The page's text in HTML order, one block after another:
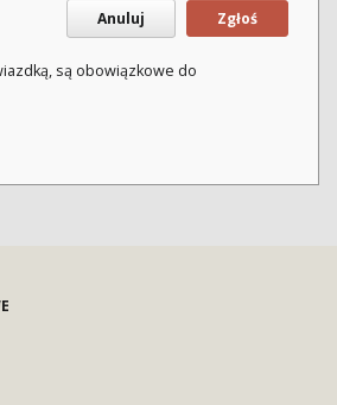
Anuluj Zgłoś
są obowiązkowe do